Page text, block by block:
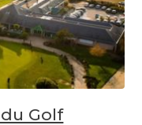
Golf